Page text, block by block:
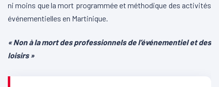
ni moins que la mort programmée et méthodique des activités
événementielles en Martinique.
« Non à la mort des professionnels de l’événementiel et des
loisirs »